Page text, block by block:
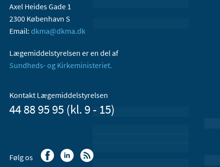
Axel Heides Gade 1
2300 København S
Email: dkma@dkma.dk
Lægemiddelstyrelsen er en del af
Sundheds- og Kirkeministeriet.
Kontakt Lægemiddelstyrelsen
44 88 95 95 (kl. 9 - 15)
Følg os